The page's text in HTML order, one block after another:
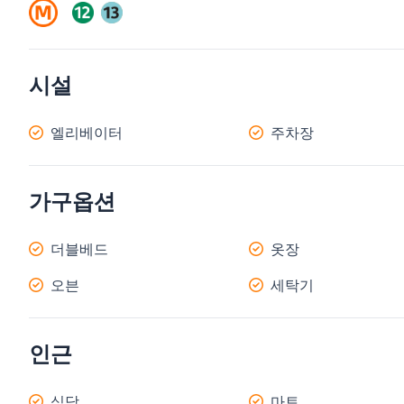
시설
엘리베이터 주차장
가구옵션
더블베드
옷장
오븐
세탁기
인근